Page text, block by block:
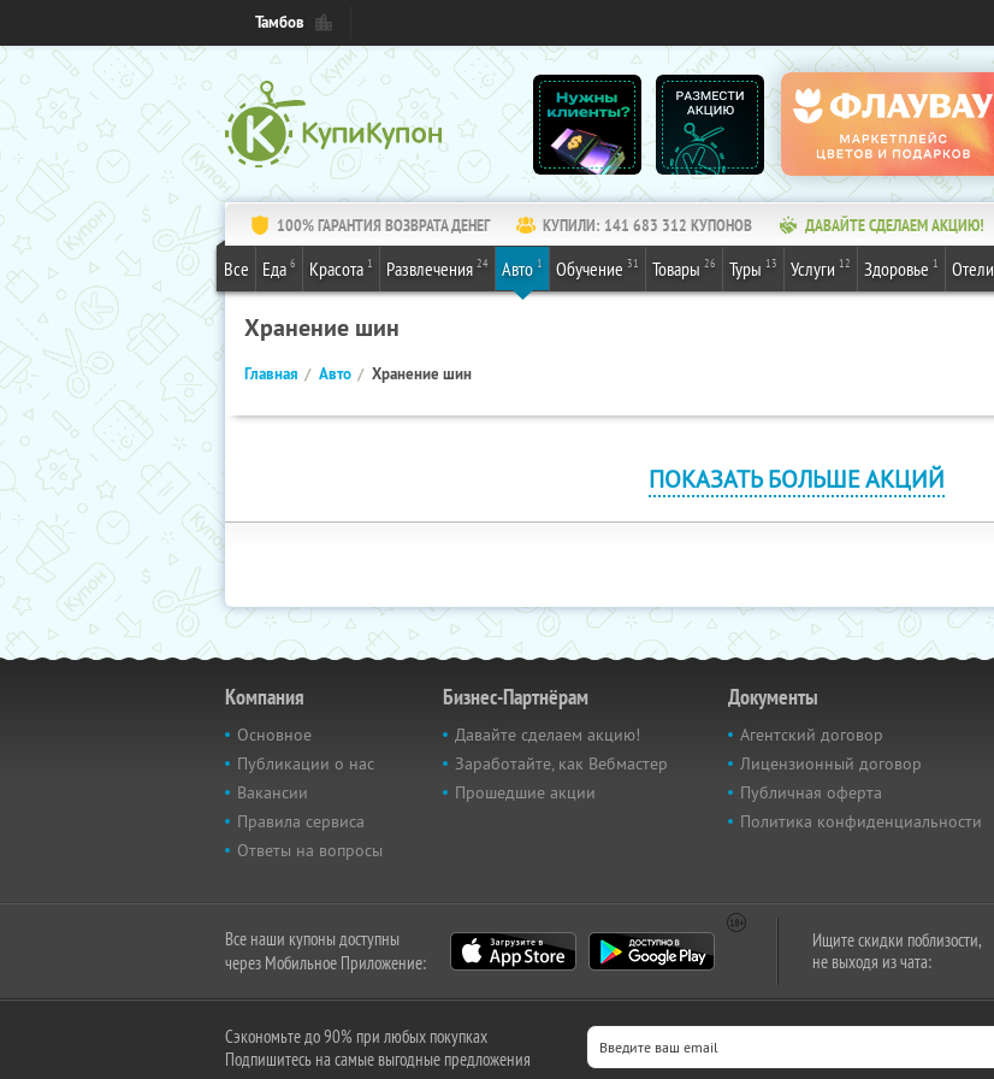
Тамбов
100% ГАРАНТИЯ ВОЗВРАТА ДЕНЕГ КУПИЛИ: 141 683 312 КУПОНОВ ДАВАЙТЕ СДЕЛАЕМ АКЦИЮ!
Все Еда 6 Красота 1 Развлечения 24 Авто 1 Обучение 31 Товары 26 Туры 13 Услуги 12 Здоровье 1 Отели
Хранение шин
Главная Авто Хранение шин
ПОКАЗАТЬ БОЛЬШЕ АКЦИЙ
Компания
Основное
Публикации о нас
Вакансии
Правила сервиса
Ответы на вопросы
Бизнес-Партнёрам
Давайте сделаем акцию!
Заработайте, как Вебмастер
Прошедшие акции
Документы
Агентский договор
Лицензионный договор
Публичная оферта
Политика конфиденциальности
Все наши купоны доступны
через Мобильное Приложение:
Ищите скидки поблизости,
не выходя из чата:
Сэкономьте до 90% при любых покупках
Подпишитесь на самые выгодные предложения